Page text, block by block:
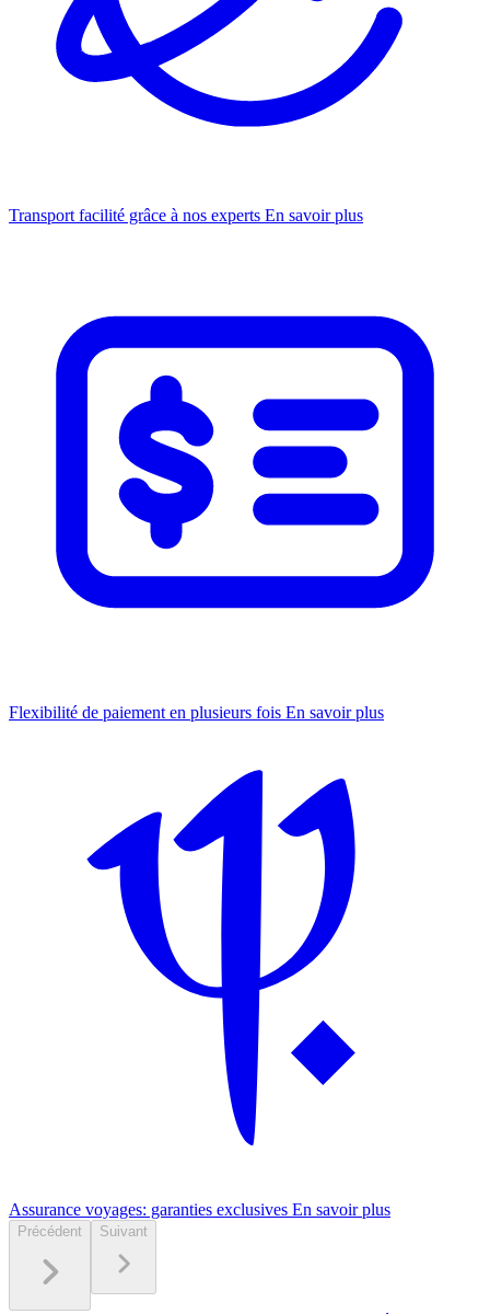
Transport facilité grâce à nos experts En savoir plus
Flexibilité de paiement en plusieurs fois En savoir plus
Assurance voyages: garanties exclusives En savoir plus
Précédent Suivant